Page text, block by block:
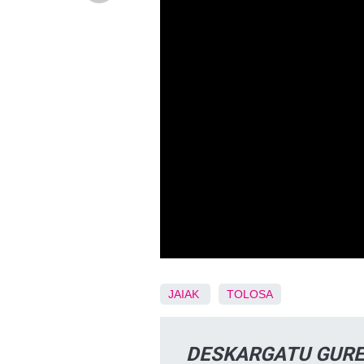
JAIAK TOLOSA
DESKARGATU